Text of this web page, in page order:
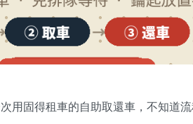
用固得租車的自助取還車，不知道